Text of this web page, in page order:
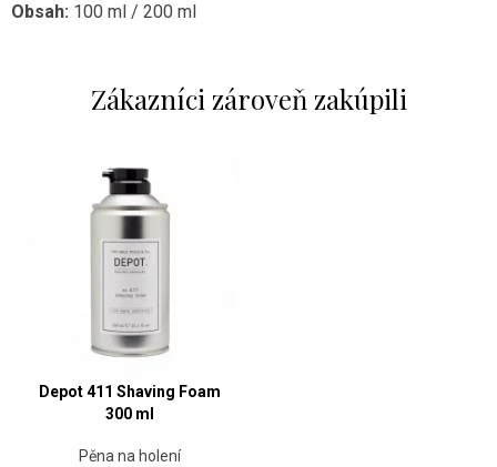
Obsah: 100 ml / 200 ml
Zákazníci zároveň zakúpili
Depot 411 Shaving Foam
300 ml
Pěna na holení